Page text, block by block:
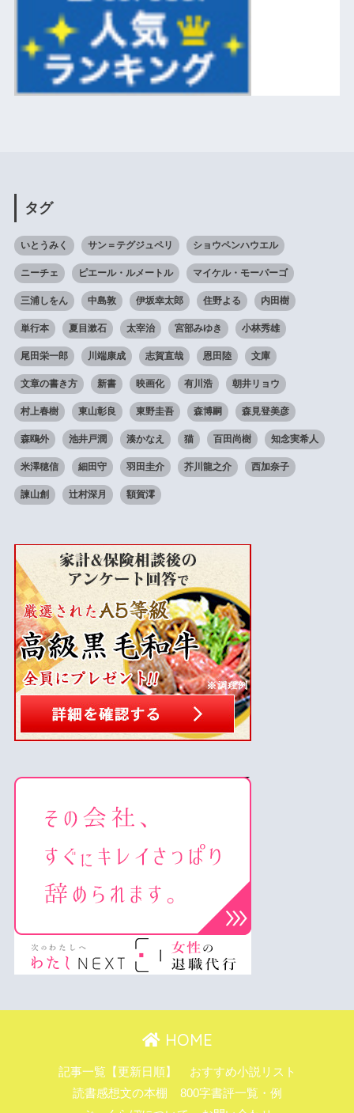
タグ
いとうみく サン＝テグジュペリ ショウペンハウエル
ニーチェ ピエール・ルメートル マイケル・モーパーゴ
三浦しをん 中島敦 伊坂幸太郎 住野よる 内田樹
単行本 夏目漱石 太宰治 宮部みゆき 小林秀雄
尾田栄一郎 川端康成 志賀直哉 恩田陸 文庫
文章の書き方 新書 映画化 有川浩 朝井リョウ
村上春樹 東山彰良 東野圭吾 森博嗣 森見登美彦
森鴎外 池井戸潤 湊かなえ 猫 百田尚樹 知念実希人
米澤穂信 細田守 羽田圭介 芥川龍之介 西加奈子
諫山創 辻村深月 額賀澪
HOME
記事一覧【更新日順】
おすすめ小説リスト
読書感想文の本棚
800字書評一覧・例